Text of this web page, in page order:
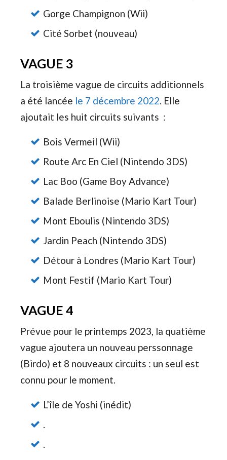
Gorge Champignon (Wii)
Cité Sorbet (nouveau)
VAGUE 3
La troisième vague de circuits additionnels
a été lancée le 7 décembre 2022. Elle
ajoutait les huit circuits suivants :
Bois Vermeil (Wii)
Route Arc En Ciel (Nintendo 3DS)
Lac Boo (Game Boy Advance)
Balade Berlinoise (Mario Kart Tour)
Mont Eboulis (Nintendo 3DS)
Jardin Peach (Nintendo 3DS)
Détour à Londres (Mario Kart Tour)
Mont Festif (Mario Kart Tour)
VAGUE 4
Prévue pour le printemps 2023, la quatième
vague ajoutera un nouveau perssonnage
(Birdo) et 8 nouveaux circuits : un seul est
connu pour le moment.
L’île de Yoshi (inédit)
.
.